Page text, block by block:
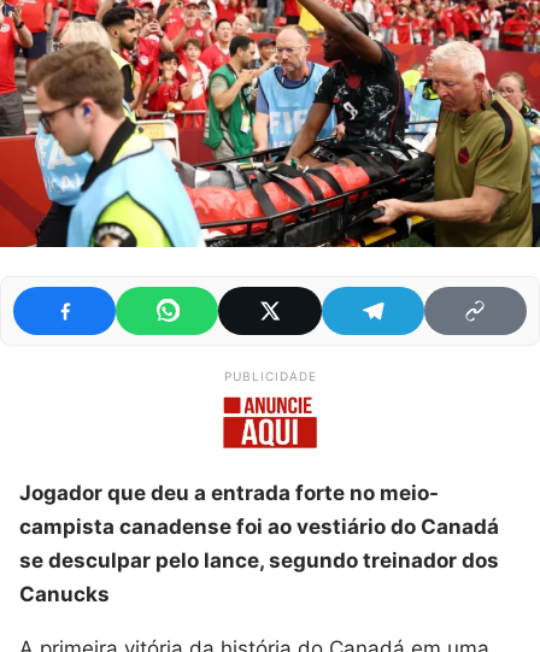
PUBLICIDADE
Jogador que deu a entrada forte no meio-
campista canadense foi ao vestiário do Canadá
se desculpar pelo lance, segundo treinador dos
Canucks